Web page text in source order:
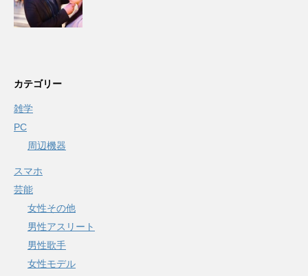
カテゴリー
雑学
PC
周辺機器
スマホ
芸能
女性その他
男性アスリート
男性歌手
女性モデル